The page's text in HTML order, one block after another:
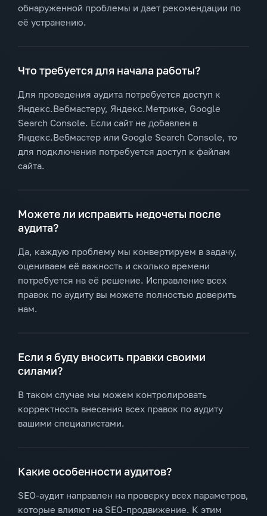
обнаруженной проблемы и дает рекомендации по
её устранению.
Что требуется для начала работы?
Для проведения аудита потребуется доступ к
Яндекс.Вебмастеру, Яндекс.Метрике, Google
Search Console. Если сайт не добавлен в
Яндекс.Вебмастер или Google Search Console, то
для подключения потребуется доступ к файлам
сайта.
Можете ли исправить недочеты после
аудита?
Да, каждую проблему мы конвертируем в задачу,
оцениваем её важность и сколько времени
потребуется на её решение. Исправление всех
правок по аудиту вы можете полностью доверить
нам.
Если я буду вносить правки своими
силами?
В таком случае мы можем контролировать
корректность внесения всех правок по аудиту
вашими специалистами.
Какие особенности аудитов?
SEO-аудит направлен на проверку всех параметров,
которые влияют на SEO-продвижение. К этим